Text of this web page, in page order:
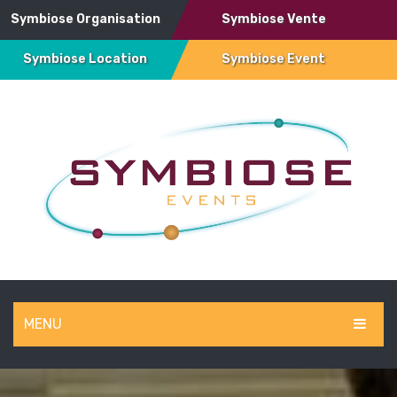
Symbiose Organisation Symbiose Vente
Symbiose Location Symbiose Event
MENU
SYMBIOSE EVENT